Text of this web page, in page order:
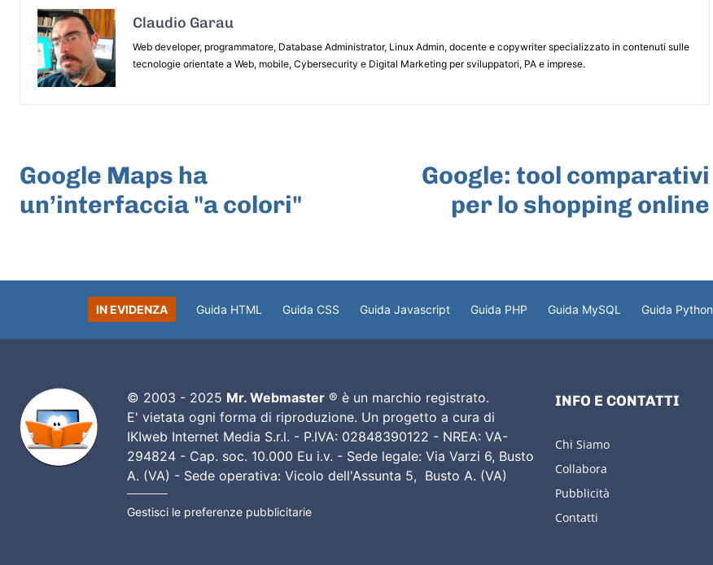
Claudio Garau
Web developer, programmatore, Database Administrator, Linux Admin, docente e copywriter specializzato in contenuti sulle
tecnologie orientate a Web, mobile, Cybersecurity e Digital Marketing per sviluppatori, PA e imprese.
Google Maps ha
un’interfaccia "a colori"
Google: tool comparativi
per lo shopping online
IN EVIDENZA Guida HTML Guida CSS Guida Javascript Guida PHP Guida MySQL Guida Python
© 2003 - 2025 Mr. Webmaster® è un marchio registrato.
E' vietata ogni forma di riproduzione. Un progetto a cura di
IKIweb Internet Media S.r.l. - P.IVA: 02848390122 - NREA: VA-
294824 - Cap. soc. 10.000 Eu i.v. - Sede legale: Via Varzi 6, Busto
A. (VA) - Sede operativa: Vicolo dell'Assunta 5, Busto A. (VA)
Gestisci le preferenze pubblicitarie
INFO E CONTATTI
Chi Siamo
Collabora
Pubblicità
Contatti